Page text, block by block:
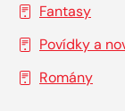
Fantasy
Povídky a
Romány